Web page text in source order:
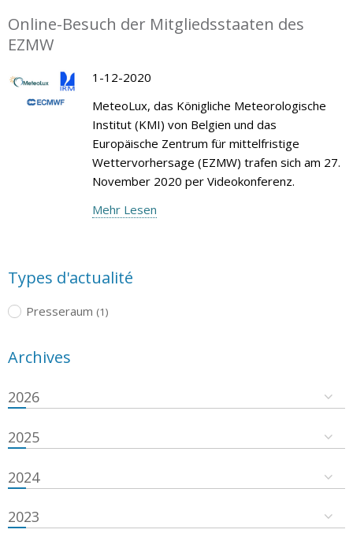
Online-Besuch der Mitgliedsstaaten des
EZMW
1-12-2020
MeteoLux, das Königliche Meteorologische
Institut (KMI) von Belgien und das
Europäische Zentrum für mittelfristige
Wettervorhersage (EZMW) trafen sich am 27.
November 2020 per Videokonferenz.
Mehr Lesen
Types d'actualité
Presseraum (1)
Archives
2026
2025
2024
2023